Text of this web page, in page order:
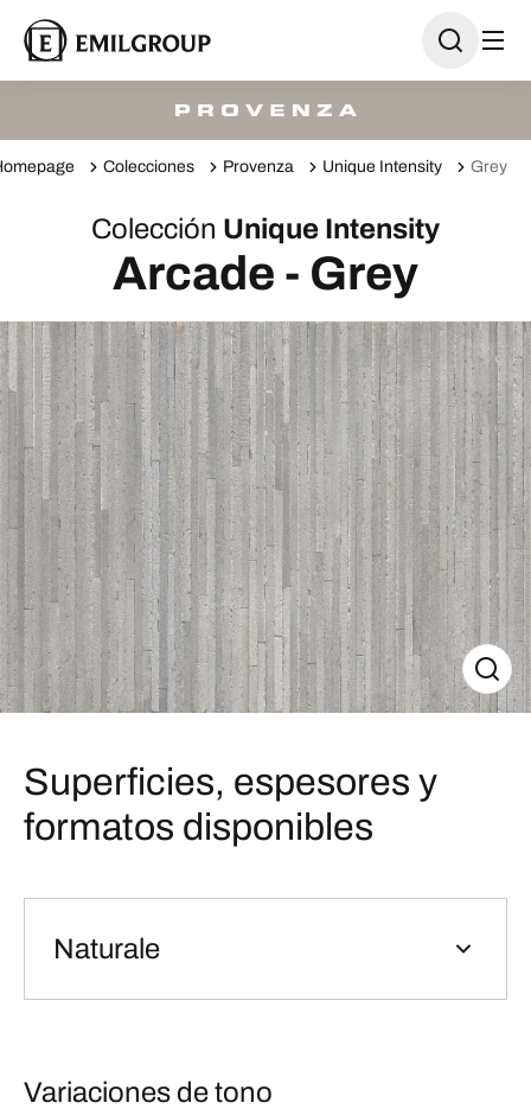
Colecciones Provenza Unique Intensity Grey
Colección Unique Intensity
Arcade - Grey
Superficies, espesores y
formatos disponibles
Naturale
Variaciones de tono